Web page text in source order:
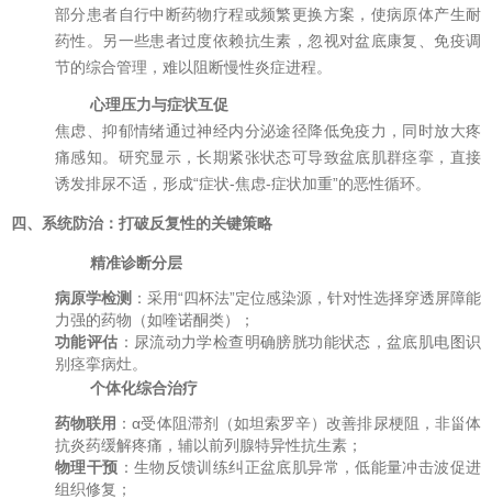
部分患者自行中断药物疗程或频繁更换方案，使病原体产生耐
药性。另一些患者过度依赖抗生素，忽视对盆底康复、免疫调
节的综合管理，难以阻断慢性炎症进程。
心理压力与症状互促
焦虑、抑郁情绪通过神经内分泌途径降低免疫力，同时放大疼
痛感知。研究显示，长期紧张状态可导致盆底肌群痉挛，直接
诱发排尿不适，形成“症状-焦虑-症状加重”的恶性循环。
四、系统防治：打破反复性的关键策略
精准诊断分层
病原学检测 ：采用“四杯法”定位感染源，针对性选择穿透屏障能
力强的药物（如喹诺酮类）；
功能评估 ：尿流动力学检查明确膀胱功能状态，盆底肌电图识
别痉挛病灶。
个体化综合治疗
药物联用 ：α受体阻滞剂（如坦索罗辛）改善排尿梗阻，非甾体
抗炎药缓解疼痛，辅以前列腺特异性抗生素；
物理干预 ：生物反馈训练纠正盆底肌异常，低能量冲击波促进
组织修复；